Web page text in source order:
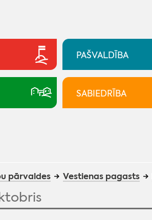
PAŠVALDĪBA
SABIEDRĪBA
pārvaldes Vestienas pagasts